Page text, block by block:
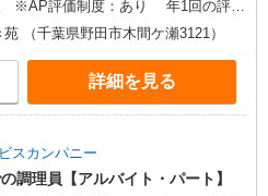
※AP評価制度：あり 年1回の評価
見直します。 ※アルバイト賞与（寸
2回。勤続年数により金額UP。
苑 （千葉県野田市木間ケ瀬3121）
詳細を見る
スカンパニー
調理員【アルバイト・パート】